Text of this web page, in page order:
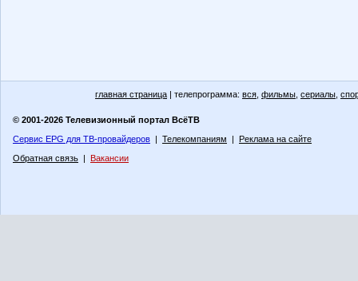
главная страница | телепрограмма: вся фильмы сериалы
© 2001-2026 Телевизионный портал ВсёТВ
Сервис EPG для ТВ-провайдеров | Телекомпаниям | Реклама на сайте
Обратная связь | Вакансии